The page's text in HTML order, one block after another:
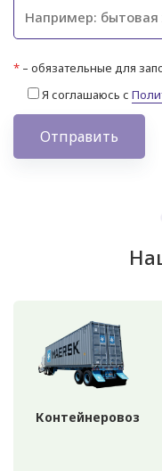
* – обязательные для
Я соглашаюсь с
Отправить
Контейнеровоз